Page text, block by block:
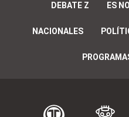
DEBATE Z ES
NACIONALES